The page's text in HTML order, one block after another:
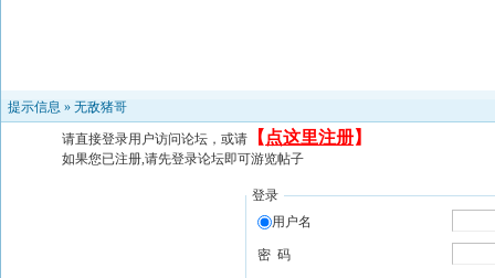
提示信息 » 无敌猪哥
请直接登录用户访问论坛，或请 【 点这里注册】
如果您已注册,请先登录论坛即可游览帖子
登录
用户名
密 码